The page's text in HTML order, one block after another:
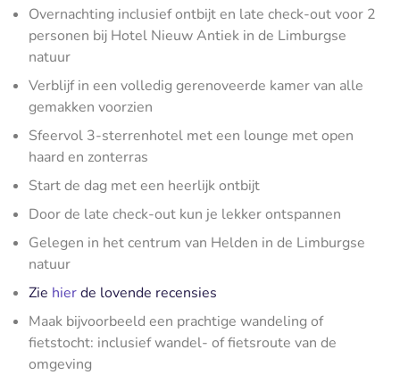
Overnachting inclusief ontbijt en late check-out voor 2
personen bij Hotel Nieuw Antiek in de Limburgse
natuur
Verblijf in een volledig gerenoveerde kamer van alle
gemakken voorzien
Sfeervol 3-sterrenhotel met een lounge met open
haard en zonterras
Start de dag met een heerlijk ontbijt
Door de late check-out kun je lekker ontspannen
Gelegen in het centrum van Helden in de Limburgse
natuur
Zie hierde lovende recensies
Maak bijvoorbeeld een prachtige wandeling of
fietstocht: inclusief wandel- of fietsroute van de
omgeving